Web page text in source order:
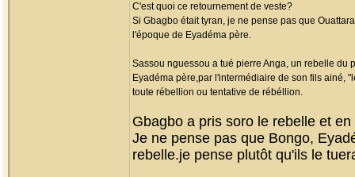
C'est quoi ce retournement de veste?
Si Gbagbo était tyran, je ne pense pas que
l'époque de Eyadéma père.
Sassou nguessou a tué pierre Anga, un rebelle du
Eyadéma père,par l'intermédiaire de son fils ainé,
toute rébellion ou tentative de rébéllion.
Gbagbo a pris soro le rebelle et
Je ne pense pas que Bongo,
rebelle.je pense plutôt qu'ils le